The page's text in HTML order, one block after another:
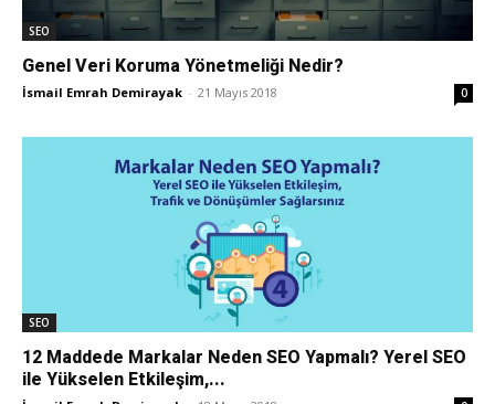
SEO
Genel Veri Koruma Yönetmeliği Nedir?
İsmail Emrah Demirayak - 21 Mayıs 2018 0
SEO
12 Maddede Markalar Neden SEO Yapmalı? Yerel SEO
ile Yükselen Etkileşim,...